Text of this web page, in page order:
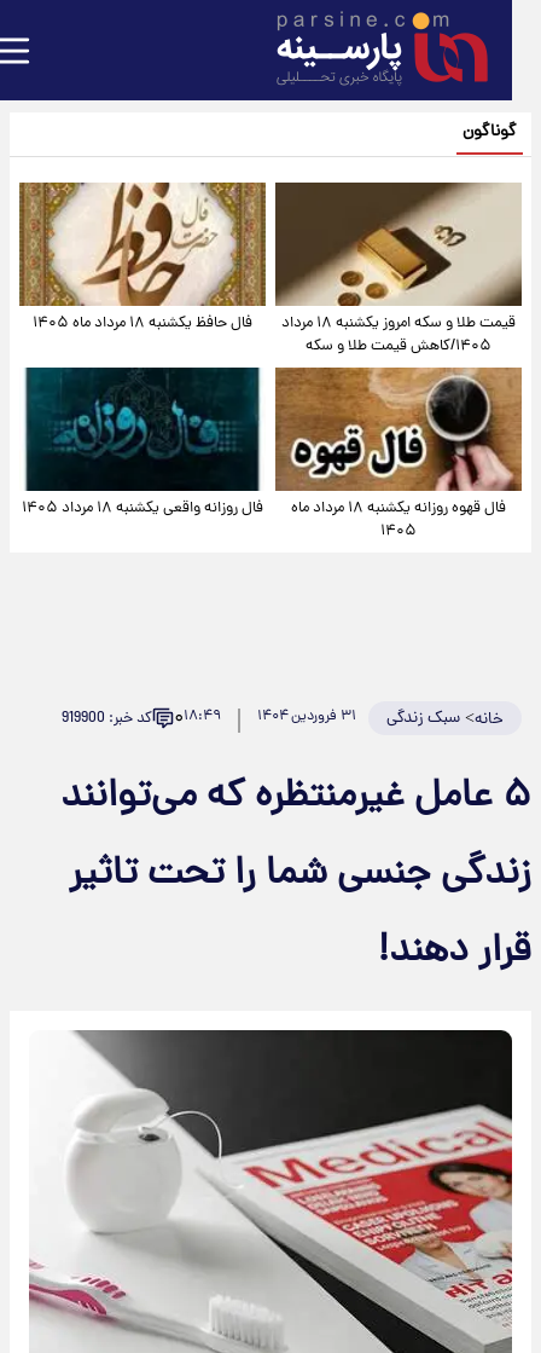
گوناگون
قیمت طلا و سکه امروز یکشنبه ۱۸ مرداد
۱۴۰۵/کاهش قیمت طلا و سکه
فال حافظ یکشنبه ۱۸ مرداد ماه ۱۴۰۵
فال قهوه روزانه یکشنبه ۱۸ مرداد ماه
۱۴۰۵
فال روزانه واقعی یکشنبه ۱۸ مرداد ۱۴۰۵
خانه>سبک زندگی ۱۸:۴۹۰ کد خبر: 919900
۵ عامل غیرمنتظره که می‌توانند
جنسی شما را تحت تاثیر
دهند!